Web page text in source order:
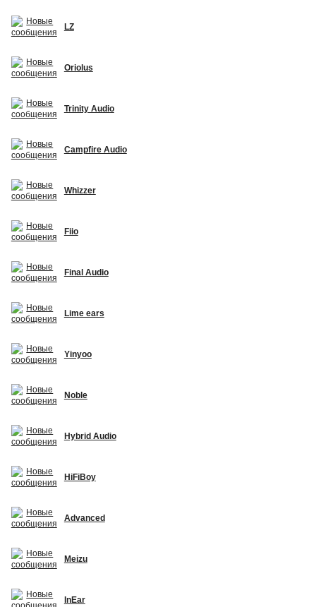
LZ
Oriolus
Trinity Audio
Campfire Audio
Whizzer
Fiio
Final Audio
Lime ears
Yinyoo
Noble
Hybrid Audio
HiFiBoy
Advanced
Meizu
InEar